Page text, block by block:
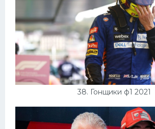
38. Гонщики ф1 2021